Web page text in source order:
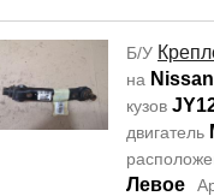
Б/У
на
кузов
двигатель
Левое